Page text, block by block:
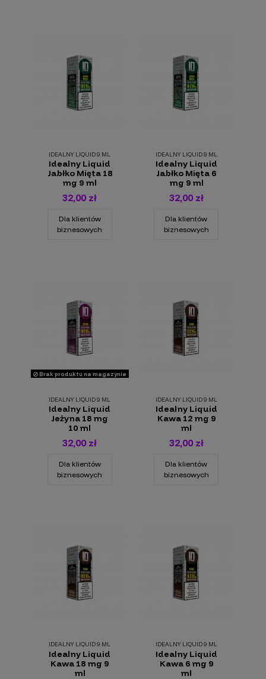
IDEALNY LIQUID 9 ML
Idealny Liquid
Jabłko Mięta 18
mg 9 ml
32,00 zł
Dla klientów
biznesowych
IDEALNY LIQUID 9 ML
Idealny Liquid
Jabłko Mięta 6
mg 9 ml
32,00 zł
Dla klientów
biznesowych
Brak produktu na magazynie
IDEALNY LIQUID 9 ML
Idealny Liquid
Jeżyna 18 mg
10 ml
32,00 zł
Dla klientów
biznesowych
IDEALNY LIQUID 9 ML
Idealny Liquid
Kawa 12 mg 9
ml
32,00 zł
Dla klientów
biznesowych
IDEALNY LIQUID 9 ML
Idealny Liquid
Kawa 18 mg 9
ml
IDEALNY LIQUID 9 ML
Idealny Liquid
Kawa 6 mg 9
ml